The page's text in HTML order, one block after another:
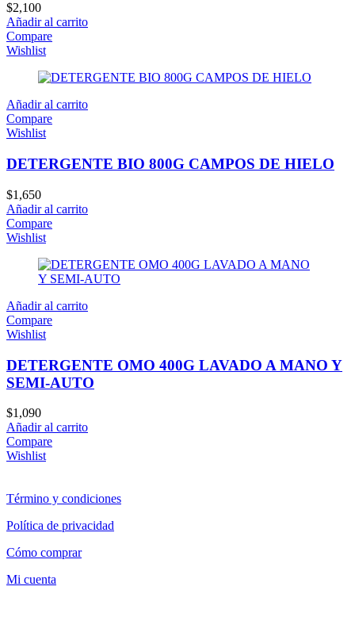
$2,100
Añadir al carrito
Compare
Wishlist
Añadir al carrito
Compare
Wishlist
DETERGENTE BIO 800G CAMPOS DE HIELO
$1,650
Añadir al carrito
Compare
Wishlist
Añadir al carrito
Compare
Wishlist
DETERGENTE OMO 400G LAVADO A MANO Y
SEMI-AUTO
$1,090
Añadir al carrito
Compare
Wishlist
Término y condiciones
Política de privacidad
Cómo comprar
Mi cuenta